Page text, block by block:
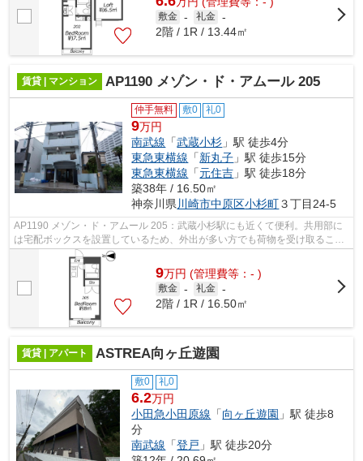
敷金 - 礼金 -
2階 / 1R / 13.44㎡
賃貸 | マンション AP1190 メゾン・ド・アムール 205
仲手無料 敷0 礼0
9万円
南武線 「武蔵小杉 」駅 徒歩4分
東急東横線 「新丸子 」駅 徒歩15分
東急東横線 「元住吉 」駅 徒歩18分
築38年 / 16.50㎡
神奈川県 川崎市中原区小杉町３丁目24-5
AP1190 メゾン・ド・アムール 205：武蔵小杉駅にも近くて便利。共用部に
は宅配ボックスを設置しているため、外出が多い方でも荷物を受け取ること
ができます。この物件は駅から徒歩4分...
9万円 (管理費等：- )
敷金 - 礼金 -
2階 / 1R / 16.50㎡
賃貸 | アパート ASTREA向ヶ丘遊園
敷0 礼0
6.2万円
小田急小田原線 「向ヶ丘遊園 」駅 徒歩8
分
南武線 「登戸 」駅 徒歩20分